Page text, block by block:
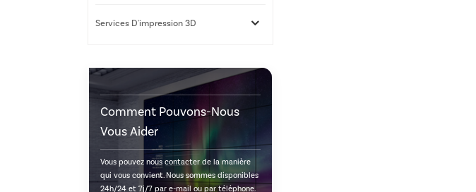
Services D'impression 3D
Comment Pouvons-Nous
Vous Aider
Vous pouvez nous contacter de la manière
qui vous convient. Nous sommes disponibles
24h/24 et 7j/7 par e-mail ou par téléphone.